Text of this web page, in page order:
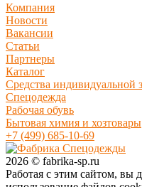
Компания
Новости
Вакансии
Статьи
Партнеры
Каталог
Средства индивидуальной
Спецодежда
Рабочая обувь
Бытовая химия и хозтовары
+7 (499) 685-10-69
2026 © fabrika-sp.ru
Работая с этим сайтом, вы